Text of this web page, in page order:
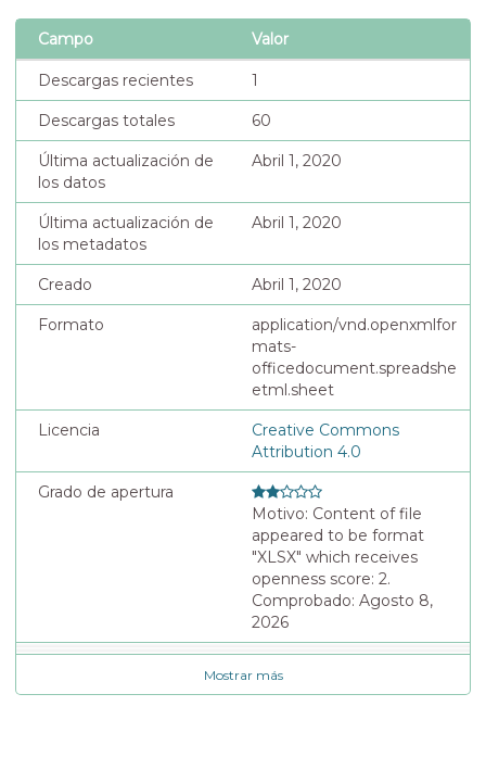
Campo Valor
Descargas recientes 1
Descargas totales 60
Última actualización de
los datos
Abril 1, 2020
Última actualización de
los metadatos
Abril 1, 2020
Creado Abril 1, 2020
Formato
application/vnd.openxmlfor
mats-
officedocument.spreadshe
etml.sheet
Licencia
Creative Commons
Attribution 4.0
Grado de apertura
Motivo: Content of file
appeared to be format
"XLSX" which receives
openness score: 2.
Comprobado: Agosto 8,
2026
Mostrar más